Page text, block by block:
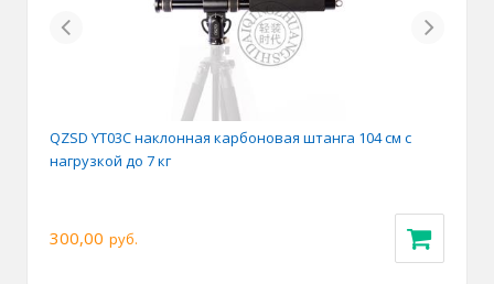
Previous Next
QZSD YT03C наклонная карбоновая штанга 104 см с
нагрузкой до 7 кг
300,00 руб.